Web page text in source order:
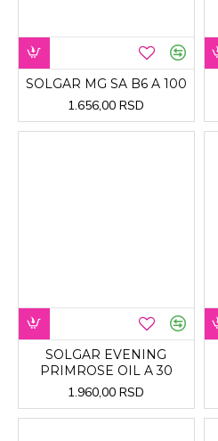
SOLGAR MG SA B6 A 100
1.656,00 RSD
SOLGAR EVENING
PRIMROSE OIL A 30
1.960,00 RSD